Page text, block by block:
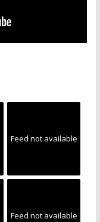
Feed not available
Feed not available